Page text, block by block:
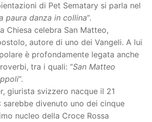
di Pet Sematary si parla nel
paura danza in collina“.
Chiesa celebra San Matteo,
autore di uno dei Vangeli. A lui
è profondamente legata anche
tra i quali: “San Matteo
“.
giurista svizzero nacque il 21
sarebbe divenuto uno dei cinque
nucleo della Croce Rossa